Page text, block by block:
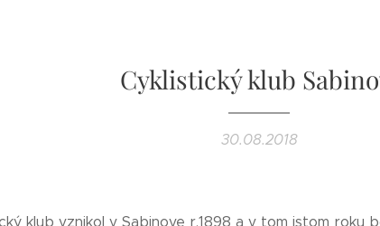
Cyklistický klub
30.08.2018
klub vznikol v Sabinove r.1898 a v tom istom roku